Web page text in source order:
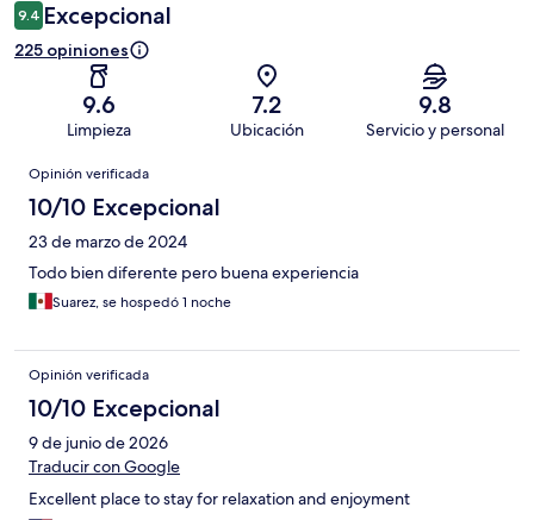
9.4 Excepcional
225 opiniones
9.6
Limpieza
7.2
Ubicación
9.8
Servicio y personal
Opiniones
Opinión verificada
10/10 Excepcional
23 de marzo de 2024
Todo bien diferente pero buena experiencia
Suarez, se hospedó 1 noche
Opinión verificada
10/10 Excepcional
9 de junio de 2026
Traducir con Google
Excellent place to stay for relaxation and enjoyment